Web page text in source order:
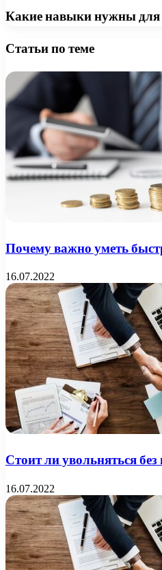
Какие навыки нужны
Статьи по теме
Почему важно уметь
16.07.2022
Стоит ли увольняться
16.07.2022